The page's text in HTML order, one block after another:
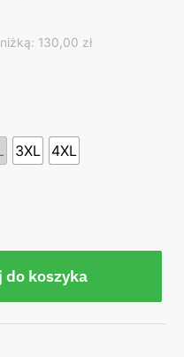
130,00 zł
3XL 4XL
do koszyka